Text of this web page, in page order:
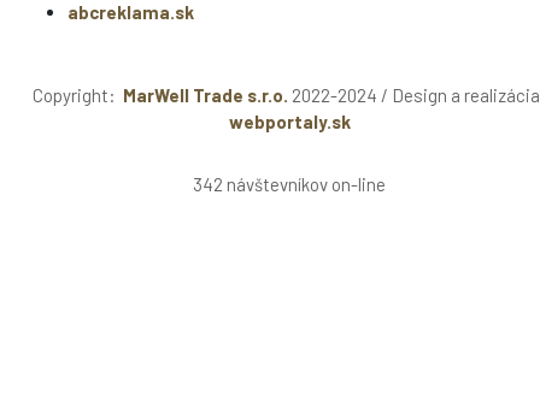
abcreklama.sk
Copyright: MarWell Trade s.r.o. 2022-2024 / Design a
webportaly.sk
342 návštevníkov on-line